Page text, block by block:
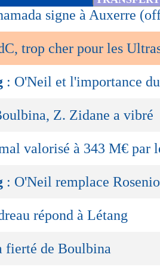
signe à Auxerre
trop cher pour les
: O'Neil et l'importance
Z. Zidane a vibré
valorisé à 343 M€ par
: O'Neil remplace
répond à Létang
fierté de Boulbina